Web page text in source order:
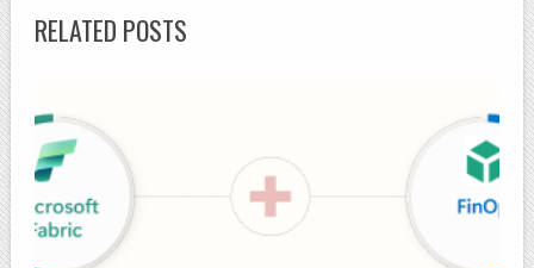
RELATED POSTS